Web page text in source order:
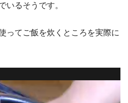
いるそうです。
ってご飯を炊くところを実際に